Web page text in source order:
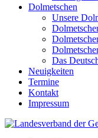
Dolmetschen
Unsere
Das
Neuigkeiten
Termine
Kontakt
Impressum